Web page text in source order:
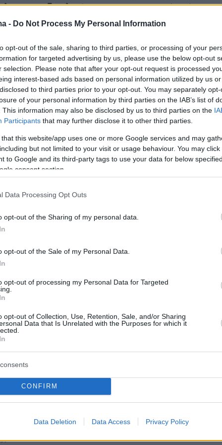
- Do Not Process My Personal Information
opt-out of the sale, sharing to third parties, or processing of your
for targeted advertising by us, please use the below opt-out
selection. Please note that after your opt-out request is processed
interest-based ads based on personal information utilized by us
to third parties prior to your opt-out. You may separately
of your personal information by third parties on the IAB’s list of
This information may also be disclosed by us to third parties on the
Participants that may further disclose it to other third parties.
that this website/app uses one or more Google services and may
but not limited to your visit or usage behaviour. You may
to Google and its third-party tags to use your data for below
consent section.
Data Processing Opt Outs
opt-out of the Sharing of my personal data.
opt-out of the Sale of my Personal Data.
opt-out of processing my Personal Data for Targeted
opt-out of Collection, Use, Retention, Sale, and/or Sharing
Data that Is Unrelated with the Purposes for which it
CONFIRM
Data Deletion Data Access Privacy Policy
με τη δουλειά του στο Υπουργείο Τύπου
στο "Εργαστήρι
έλαβε την πρώτο πτυχίο επάρκειας στην
στην «Εξόρμηση», στο ΚΑΝΑΛΙ 29, στον
συντακτών της δημόσιας
protothema.gr στο Google News
δεν υπάρχει ρε παιδιά; Όταν βλέπεις Αγράμματους
να διεισδύουν πρέπει να φεύγεις μακριά.